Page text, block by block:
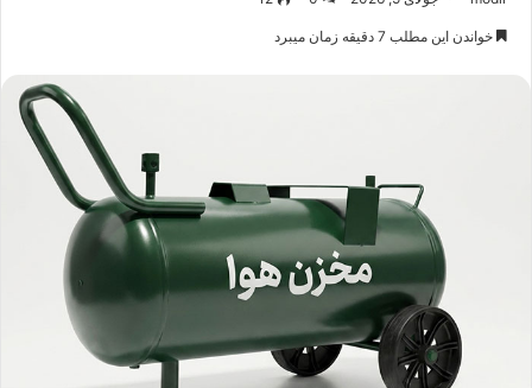
خواندن این مطلب 7 دقیقه زمان میبرد